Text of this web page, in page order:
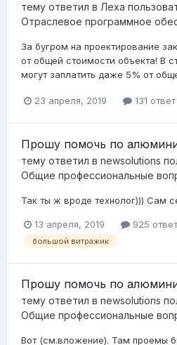
тему ответил в Леха
Отраслевое программное
За бугром на проектирование
от общей стоимости объекта! В
могут заплатить даже 5% от
23 апреля, 2019 131 ответ
Прошу помочь по
тему ответил в newsolutions
Общие профессиональные
Так ты ж вроде технолог))) Сам
13 апреля, 2019 925
большой витражик
Прошу помочь по
тему ответил в newsolutions
Общие профессиональные
Вот (см.вложение). Там проемы